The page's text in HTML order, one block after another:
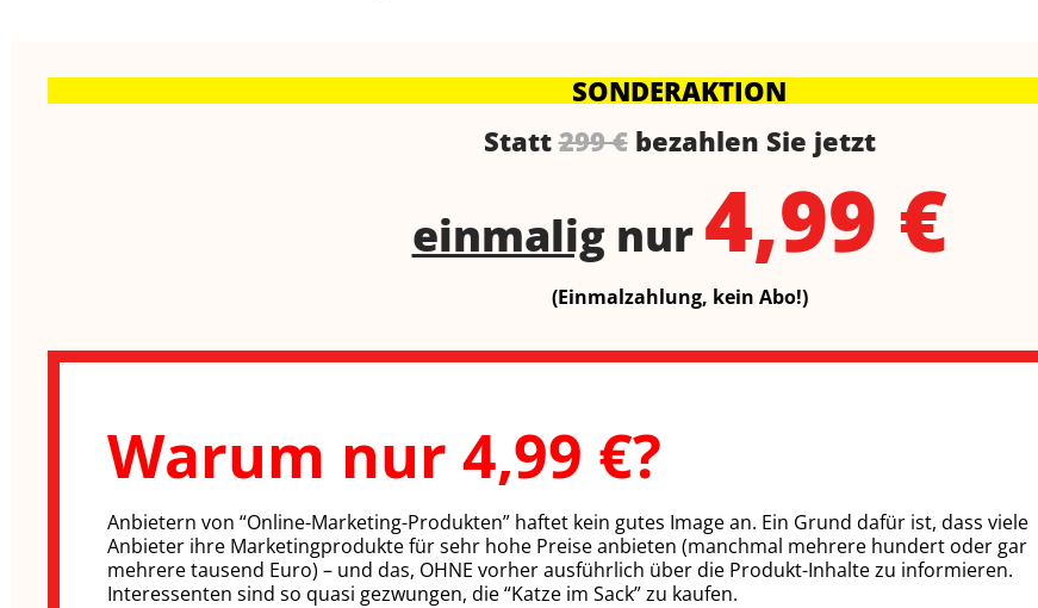
SONDERAKTION
Statt299 €bezahlen Sie jetzt
einmalignur 4,99 €
(Einmalzahlung, kein Abo!)
Warum nur 4,99 €?
Anbietern von “Online-Marketing-Produkten” haftet kein gutes Image an. Ein Grund dafür ist, dass viele
Anbieter ihre Marketingprodukte für sehr hohe Preise anbieten (manchmal mehrere hundert oder gar
mehrere tausend Euro) – und das, OHNE vorher ausführlich über die Produkt-Inhalte zu informieren.
Interessenten sind so quasi gezwungen, die “Katze im Sack” zu kaufen.